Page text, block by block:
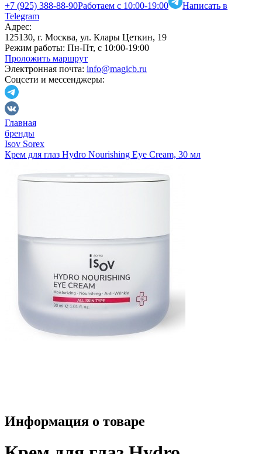
+7 (925) 388-88-90Работаем с 10:00-19:00
Написать в
Telegram
Адрес:
125130, г. Москва, ул. Клары Цеткин, 19
Режим работы: Пн-Пт, с 10:00-19:00
Проложить маршрут
Электронная почта: info@magicb.ru
Соцсети и мессенджеры:
Главная
бренды
Isov Sorex
Крем для глаз Hydro Nourishing Eye Cream, 30 мл
Информация о товаре